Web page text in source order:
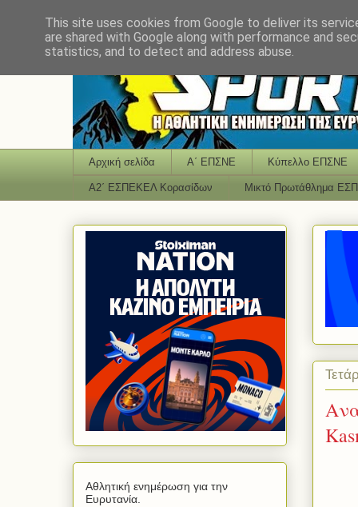
Αρχική σελίδα Α΄ ΕΠΣΝΕ Κύπελλο ΕΠΣΝΕ
Α2΄ ΕΣΠΕΚΕΛ Κορασίδων Μικτό Πρωτάθλημα
Αθλητική ενημέρωση για την
Ευρυτανία.
This site uses cookies from Google to deliver its
are shared with Google along with performance and
statistics, and to detect and address abuse.